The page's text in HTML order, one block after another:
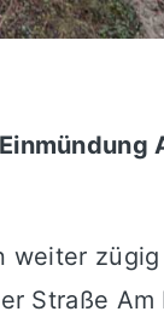
Straße